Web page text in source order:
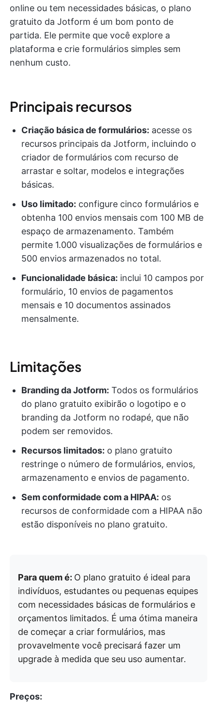
online ou tem necessidades básicas, o plano
gratuito da Jotform é um bom ponto de
partida. Ele permite que você explore a
plataforma e crie formulários simples sem
nenhum custo.
Principais recursos
Criação básica de formulários: acesse os
recursos principais da Jotform, incluindo o
criador de formulários com recurso de
arrastar e soltar, modelos e integrações
básicas.
Uso limitado: configure cinco formulários e
obtenha 100 envios mensais com 100 MB de
espaço de armazenamento. Também
permite 1.000 visualizações de formulários e
500 envios armazenados no total.
Funcionalidade básica: inclui 10 campos por
formulário, 10 envios de pagamentos
mensais e 10 documentos assinados
mensalmente.
Limitações
Branding da Jotform: Todos os formulários
do plano gratuito exibirão o logotipo e o
branding da Jotform no rodapé, que não
podem ser removidos.
Recursos limitados: o plano gratuito
restringe o número de formulários, envios,
armazenamento e envios de pagamento.
Sem conformidade com a HIPAA: os
recursos de conformidade com a HIPAA não
estão disponíveis no plano gratuito.
Para quem é: O plano gratuito é ideal para
indivíduos, estudantes ou pequenas equipes
com necessidades básicas de formulários e
orçamentos limitados. É uma ótima maneira
de começar a criar formulários, mas
provavelmente você precisará fazer um
upgrade à medida que seu uso aumentar.
Preços: